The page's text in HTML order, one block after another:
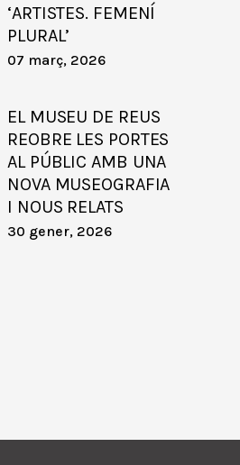
‘ARTISTES. FEMENÍ
PLURAL’
07 març, 2026
EL MUSEU DE REUS
REOBRE LES PORTES
AL PÚBLIC AMB UNA
NOVA MUSEOGRAFIA
I NOUS RELATS
30 gener, 2026